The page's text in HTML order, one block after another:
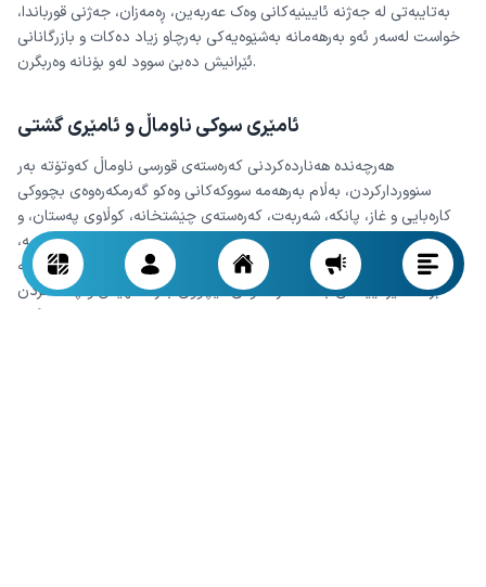
بەتایبەتی لە جەژنە ئایینیەکانی وەک عەربەین، ڕەمەزان، جەژنی قورباندا،
خواست لەسەر ئەو بەرهەمانە بەشێوەیەکی بەرچاو زیاد دەکات و بازرگانانی
ئێرانیش دەبێ سوود لەو بۆنانە وەربگرن.
ئامێری سوکی ناوماڵ و ئامێری گشتی
هەرچەندە هەناردەکردنی کەرەستەی قورسی ناوماڵ کەوتۆتە بەر
سنووردارکردن، بەڵام بەرهەمە سووکەکانی وەکو گەرمکەرەوەی بچووکی
کارەبایی و غاز، پانکە، شەربەت، کەرەستەی چێشتخانە، کوڵاوی پەستان، و
سێتی گۆزە لەو کاڵایانەن کە کڕیاری زۆریان لە بازاڕی عێراقدا هەیە،
بەتایبەتی لە پارێزگاکانی باشووری وڵاتەکەیدا. لە ساڵی ١٤٠٤دا زۆرێک لە
براندە ئێرانییەکان بە کەمکردنەوەی تێچووی بەرهەمهێنان و پاکەتکردن